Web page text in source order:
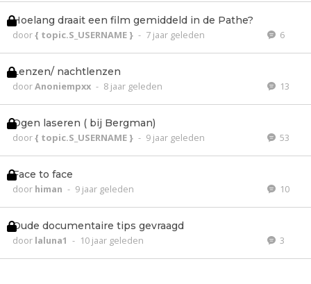
Hoelang draait een film gemiddeld in de Pathe?
door{ topic.S_USERNAME } - 7 jaar geleden 6
Lenzen/ nachtlenzen
doorAnoniempxx - 8 jaar geleden 13
Ogen laseren ( bij Bergman)
door{ topic.S_USERNAME } - 9 jaar geleden 53
Face to face
door himan - 9 jaar geleden 10
Oude documentaire tips gevraagd
door laluna1 - 10 jaar geleden 3